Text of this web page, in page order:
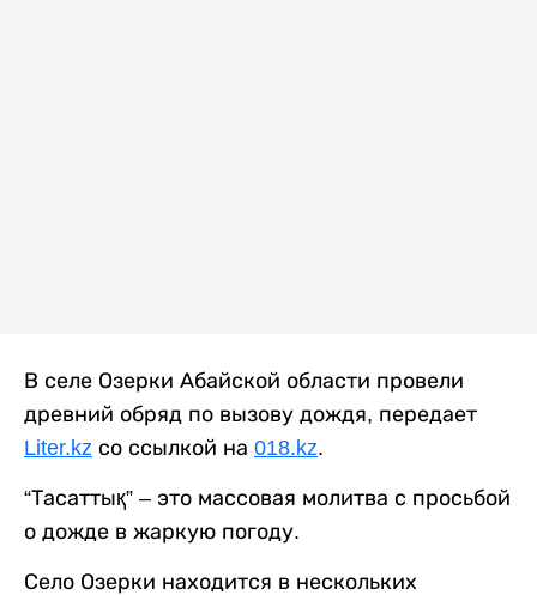
В селе Озерки Абайской области провели
древний обряд по вызову дождя, передает
Liter.kz со ссылкой на 018.kz.
“Тасаттық” – это массовая молитва с просьбой
о дожде в жаркую погоду.
Село Озерки находится в нескольких